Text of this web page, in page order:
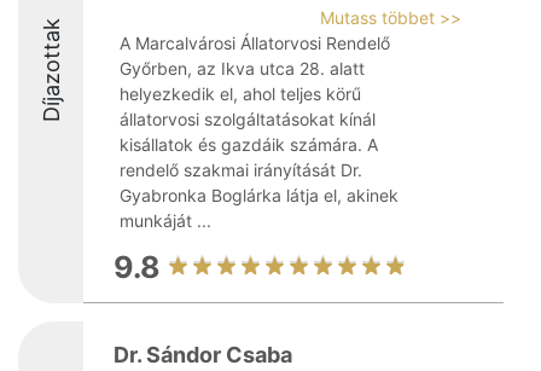
Díjazottak
Mutass többet >>
A Marcalvárosi Állatorvosi Rendelő
Győrben, az Ikva utca 28. alatt
helyezkedik el, ahol teljes körű
állatorvosi szolgáltatásokat kínál
kisállatok és gazdáik számára. A
rendelő szakmai irányítását Dr.
Gyabronka Boglárka látja el, akinek
munkáját ...
9.8
Dr. Sándor Csaba